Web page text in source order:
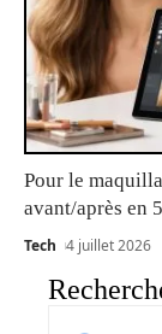
Pour le
avant/après en
Tech 4 juillet 2026